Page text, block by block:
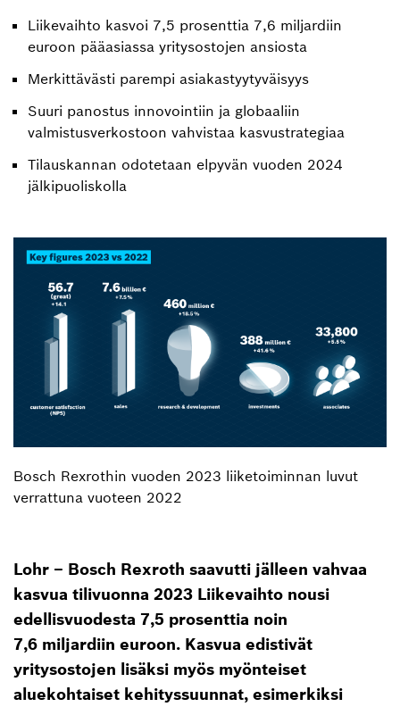
Liikevaihto kasvoi 7,5 prosenttia 7,6 miljardiin
euroon pääasiassa yritysostojen ansiosta
Merkittävästi parempi asiakastyytyväisyys
Suuri panostus innovointiin ja globaaliin
valmistusverkostoon vahvistaa kasvustrategiaa
Tilauskannan odotetaan elpyvän vuoden 2024
jälkipuoliskolla
Bosch Rexrothin vuoden 2023 liiketoiminnan luvut
verrattuna vuoteen 2022
Lohr – Bosch Rexroth saavutti jälleen vahvaa
kasvua tilivuonna 2023 Liikevaihto nousi
edellisvuodesta 7,5 prosenttia noin
7,6 miljardiin euroon. Kasvua edistivät
yritysostojen lisäksi myös myönteiset
aluekohtaiset kehityssuunnat, esimerkiksi